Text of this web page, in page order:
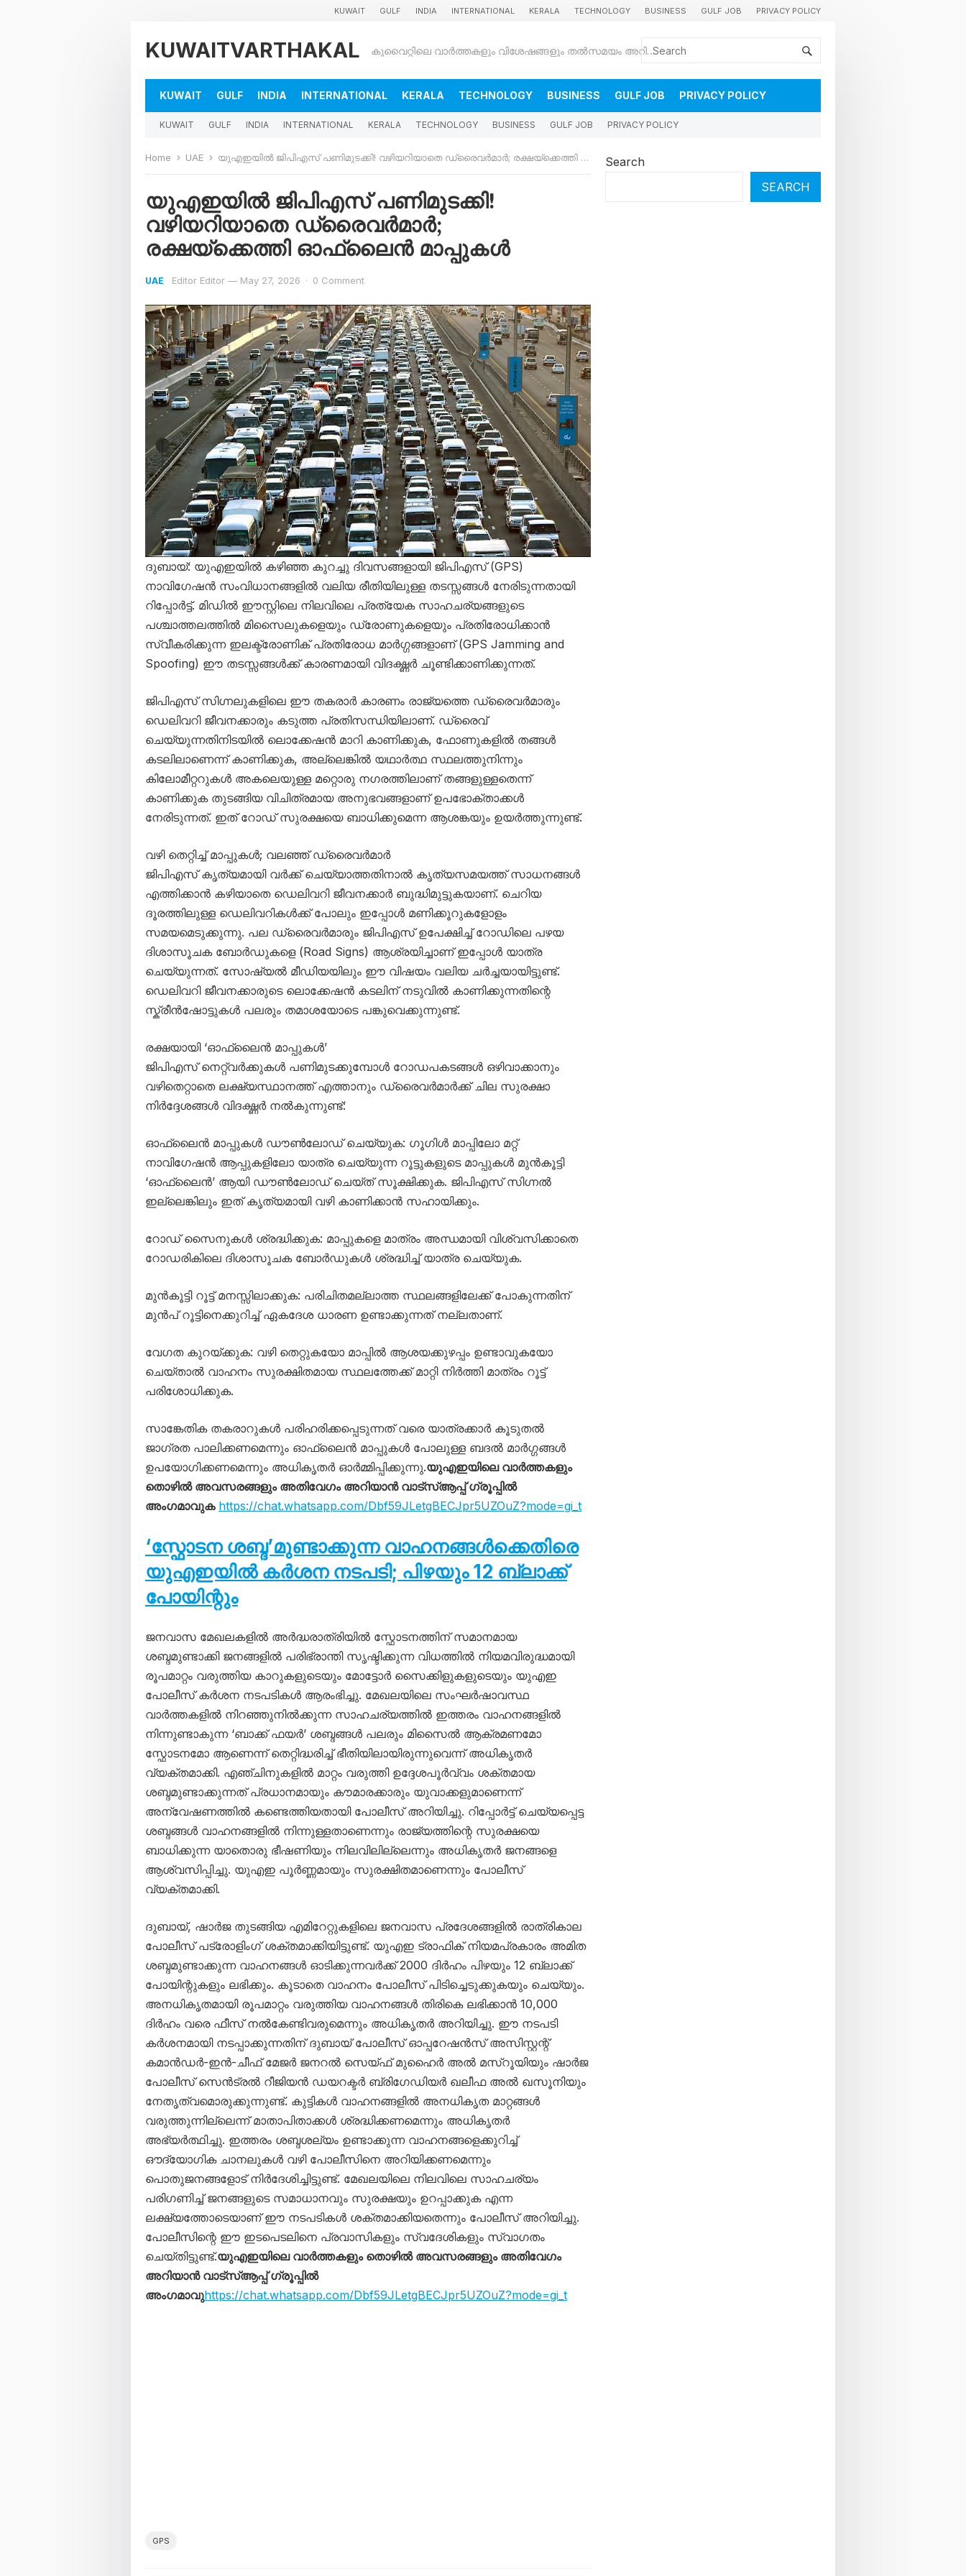
KUWAIT GULF INDIA INTERNATIONAL KERALA TECHNOLOGY BUSINESS GULF JOB PRIVACY POLICY
KUWAITVARTHAKAL കുവൈറ്റിലെ വാർത്തകളും വിശേഷങ്ങളും തൽസമയം അറിയാൻ
KUWAIT GULF INDIA INTERNATIONAL KERALA TECHNOLOGY BUSINESS GULF JOB PRIVACY POLICY
KUWAIT GULF INDIA INTERNATIONAL KERALA TECHNOLOGY BUSINESS GULF JOB PRIVACY POLICY
Home UAE യുഎഇയിൽ ജിപിഎസ് പണിമുടക്കി! വഴിയറിയാതെ ഡ്രൈവർമാർ; രക്ഷയ്‌ക്കെത്തി ഓഫ്‌ലൈൻ മാപ്പുകൾ
യുഎഇയിൽ ജിപിഎസ് പണിമുടക്കി!
വഴിയറിയാതെ ഡ്രൈവർമാർ;
രക്ഷയ്‌ക്കെത്തി ഓഫ്‌ലൈൻ മാപ്പുകൾ
UAE Editor Editor — May 27, 2026 · 0 Comment
ദുബായ്: യുഎഇയിൽ കഴിഞ്ഞ കുറച്ചു ദിവസങ്ങളായി ജിപിഎസ് (GPS)
നാവിഗേഷൻ സംവിധാനങ്ങളിൽ വലിയ രീതിയിലുള്ള തടസ്സങ്ങൾ നേരിടുന്നതായി
റിപ്പോർട്ട്. മിഡിൽ ഈസ്റ്റിലെ നിലവിലെ പ്രത്യേക സാഹചര്യങ്ങളുടെ
പശ്ചാത്തലത്തിൽ മിസൈലുകളെയും ഡ്രോണുകളെയും പ്രതിരോധിക്കാൻ
സ്വീകരിക്കുന്ന ഇലക്ട്രോണിക് പ്രതിരോധ മാർഗ്ഗങ്ങളാണ് (GPS Jamming and
Spoofing) ഈ തടസ്സങ്ങൾക്ക് കാരണമായി വിദഗ്ദ്ധർ ചൂണ്ടിക്കാണിക്കുന്നത്.
ജിപിഎസ് സിഗ്നലുകളിലെ ഈ തകരാർ കാരണം രാജ്യത്തെ ഡ്രൈവർമാരും
ഡെലിവറി ജീവനക്കാരും കടുത്ത പ്രതിസന്ധിയിലാണ്. ഡ്രൈവ്
ചെയ്യുന്നതിനിടയിൽ ലൊക്കേഷൻ മാറി കാണിക്കുക, ഫോണുകളിൽ തങ്ങൾ
കടലിലാണെന്ന് കാണിക്കുക, അല്ലെങ്കിൽ യഥാർത്ഥ സ്ഥലത്തുനിന്നും
കിലോമീറ്ററുകൾ അകലെയുള്ള മറ്റൊരു നഗരത്തിലാണ് തങ്ങളുള്ളതെന്ന്
കാണിക്കുക തുടങ്ങിയ വിചിത്രമായ അനുഭവങ്ങളാണ് ഉപഭോക്താക്കൾ
നേരിടുന്നത്. ഇത് റോഡ് സുരക്ഷയെ ബാധിക്കുമെന്ന ആശങ്കയും ഉയർത്തുന്നുണ്ട്.
വഴി തെറ്റിച്ച് മാപ്പുകൾ; വലഞ്ഞ് ഡ്രൈവർമാർ
ജിപിഎസ് കൃത്യമായി വർക്ക് ചെയ്യാത്തതിനാൽ കൃത്യസമയത്ത് സാധനങ്ങൾ
എത്തിക്കാൻ കഴിയാതെ ഡെലിവറി ജീവനക്കാർ ബുദ്ധിമുട്ടുകയാണ്. ചെറിയ
ദൂരത്തിലുള്ള ഡെലിവറികൾക്ക് പോലും ഇപ്പോൾ മണിക്കൂറുകളോളം
സമയമെടുക്കുന്നു. പല ഡ്രൈവർമാരും ജിപിഎസ് ഉപേക്ഷിച്ച് റോഡിലെ പഴയ
ദിശാസൂചക ബോർഡുകളെ (Road Signs) ആശ്രയിച്ചാണ് ഇപ്പോൾ യാത്ര
ചെയ്യുന്നത്. സോഷ്യൽ മീഡിയയിലും ഈ വിഷയം വലിയ ചർച്ചയായിട്ടുണ്ട്.
ഡെലിവറി ജീവനക്കാരുടെ ലൊക്കേഷൻ കടലിന് നടുവിൽ കാണിക്കുന്നതിന്റെ
സ്ക്രീൻഷോട്ടുകൾ പലരും തമാശയോടെ പങ്കുവെക്കുന്നുണ്ട്.
രക്ഷയായി ‘ഓഫ്‌ലൈൻ മാപ്പുകൾ’
ജിപിഎസ് നെറ്റ്‌വർക്കുകൾ പണിമുടക്കുമ്പോൾ റോഡപകടങ്ങൾ ഒഴിവാക്കാനും
വഴിതെറ്റാതെ ലക്ഷ്യസ്ഥാനത്ത് എത്താനും ഡ്രൈവർമാർക്ക് ചില സുരക്ഷാ
നിർദ്ദേശങ്ങൾ വിദഗ്ദ്ധർ നൽകുന്നുണ്ട്:
ഓഫ്‌ലൈൻ മാപ്പുകൾ ഡൗൺലോഡ് ചെയ്യുക: ഗൂഗിൾ മാപ്പിലോ മറ്റ്
നാവിഗേഷൻ ആപ്പുകളിലോ യാത്ര ചെയ്യുന്ന റൂട്ടുകളുടെ മാപ്പുകൾ മുൻകൂട്ടി
‘ഓഫ്‌ലൈൻ’ ആയി ഡൗൺലോഡ് ചെയ്ത് സൂക്ഷിക്കുക. ജിപിഎസ് സിഗ്നൽ
ഇല്ലെങ്കിലും ഇത് കൃത്യമായി വഴി കാണിക്കാൻ സഹായിക്കും.
റോഡ് സൈനുകൾ ശ്രദ്ധിക്കുക: മാപ്പുകളെ മാത്രം അന്ധമായി വിശ്വസിക്കാതെ
റോഡരികിലെ ദിശാസൂചക ബോർഡുകൾ ശ്രദ്ധിച്ച് യാത്ര ചെയ്യുക.
മുൻകൂട്ടി റൂട്ട് മനസ്സിലാക്കുക: പരിചിതമല്ലാത്ത സ്ഥലങ്ങളിലേക്ക് പോകുന്നതിന്
മുൻപ് റൂട്ടിനെക്കുറിച്ച് ഏകദേശ ധാരണ ഉണ്ടാക്കുന്നത് നല്ലതാണ്.
വേഗത കുറയ്ക്കുക: വഴി തെറ്റുകയോ മാപ്പിൽ ആശയക്കുഴപ്പം ഉണ്ടാവുകയോ
ചെയ്താൽ വാഹനം സുരക്ഷിതമായ സ്ഥലത്തേക്ക് മാറ്റി നിർത്തി മാത്രം റൂട്ട്
പരിശോധിക്കുക.
സാങ്കേതിക തകരാറുകൾ പരിഹരിക്കപ്പെടുന്നത് വരെ യാത്രക്കാർ കൂടുതൽ
ജാഗ്രത പാലിക്കണമെന്നും ഓഫ്‌ലൈൻ മാപ്പുകൾ പോലുള്ള ബദൽ മാർഗ്ഗങ്ങൾ
ഉപയോഗിക്കണമെന്നും അധികൃതർ ഓർമ്മിപ്പിക്കുന്നു.യുഎഇയിലെ വാർത്തകളും
തൊഴിൽ അവസരങ്ങളും അതിവേഗം അറിയാൻ വാട്സ്ആപ്പ് ഗ്രൂപ്പിൽ
അംഗമാവുക https://chat.whatsapp.com/Dbf59JLetgBECJpr5UZOuZ?mode=gi_t
‘സ്ഫോടന ശബ്ദ’മുണ്ടാക്കുന്ന വാഹനങ്ങൾക്കെതിരെ
യുഎഇയിൽ കർശന നടപടി; പിഴയും 12 ബ്ലാക്ക്
പോയിന്റും
ജനവാസ മേഖലകളിൽ അർദ്ധരാത്രിയിൽ സ്ഫോടനത്തിന് സമാനമായ
ശബ്ദമുണ്ടാക്കി ജനങ്ങളിൽ പരിഭ്രാന്തി സൃഷ്ടിക്കുന്ന വിധത്തിൽ നിയമവിരുദ്ധമായി
രൂപമാറ്റം വരുത്തിയ കാറുകളുടെയും മോട്ടോർ സൈക്കിളുകളുടെയും യുഎഇ
പോലീസ് കർശന നടപടികൾ ആരംഭിച്ചു. മേഖലയിലെ സംഘർഷാവസ്ഥ
വാർത്തകളിൽ നിറഞ്ഞുനിൽക്കുന്ന സാഹചര്യത്തിൽ ഇത്തരം വാഹനങ്ങളിൽ
നിന്നുണ്ടാകുന്ന ‘ബാക്ക് ഫയർ’ ശബ്ദങ്ങൾ പലരും മിസൈൽ ആക്രമണമോ
സ്ഫോടനമോ ആണെന്ന് തെറ്റിദ്ധരിച്ച് ഭീതിയിലായിരുന്നുവെന്ന് അധികൃതർ
വ്യക്തമാക്കി. എഞ്ചിനുകളിൽ മാറ്റം വരുത്തി ഉദ്ദേശപൂർവ്വം ശക്തമായ
ശബ്ദമുണ്ടാക്കുന്നത് പ്രധാനമായും കൗമാരക്കാരും യുവാക്കളുമാണെന്ന്
അന്വേഷണത്തിൽ കണ്ടെത്തിയതായി പോലീസ് അറിയിച്ചു. റിപ്പോർട്ട് ചെയ്യപ്പെട്ട
ശബ്ദങ്ങൾ വാഹനങ്ങളിൽ നിന്നുള്ളതാണെന്നും രാജ്യത്തിന്റെ സുരക്ഷയെ
ബാധിക്കുന്ന യാതൊരു ഭീഷണിയും നിലവിലില്ലെന്നും അധികൃതർ ജനങ്ങളെ
ആശ്വസിപ്പിച്ചു. യുഎഇ പൂർണ്ണമായും സുരക്ഷിതമാണെന്നും പോലീസ്
വ്യക്തമാക്കി.
ദുബായ്, ഷാർജ തുടങ്ങിയ എമിറേറ്റുകളിലെ ജനവാസ പ്രദേശങ്ങളിൽ രാത്രികാല
പോലീസ് പട്രോളിംഗ് ശക്തമാക്കിയിട്ടുണ്ട്. യുഎഇ ട്രാഫിക് നിയമപ്രകാരം അമിത
ശബ്ദമുണ്ടാക്കുന്ന വാഹനങ്ങൾ ഓടിക്കുന്നവർക്ക് 2000 ദിർഹം പിഴയും 12 ബ്ലാക്ക്
പോയിന്റുകളും ലഭിക്കും. കൂടാതെ വാഹനം പോലീസ് പിടിച്ചെടുക്കുകയും ചെയ്യും.
അനധികൃതമായി രൂപമാറ്റം വരുത്തിയ വാഹനങ്ങൾ തിരികെ ലഭിക്കാൻ 10,000
ദിർഹം വരെ ഫീസ് നൽകേണ്ടിവരുമെന്നും അധികൃതർ അറിയിച്ചു. ഈ നടപടി
കർശനമായി നടപ്പാക്കുന്നതിന് ദുബായ് പോലീസ് ഓപ്പറേഷൻസ് അസിസ്റ്റന്റ്
കമാൻഡർ-ഇൻ-ചീഫ് മേജർ ജനറൽ സെയ്ഫ് മുഹൈർ അൽ മസ്‌റൂയിയും ഷാർജ
പോലീസ് സെൻട്രൽ റീജിയൻ ഡയറക്ടർ ബ്രിഗേഡിയർ ഖലീഫ അൽ ഖസൂനിയും
നേതൃത്വമൊരുക്കുന്നുണ്ട്. കുട്ടികൾ വാഹനങ്ങളിൽ അനധികൃത മാറ്റങ്ങൾ
വരുത്തുന്നില്ലെന്ന് മാതാപിതാക്കൾ ശ്രദ്ധിക്കണമെന്നും അധികൃതർ
അഭ്യർത്ഥിച്ചു. ഇത്തരം ശബ്ദശല്യം ഉണ്ടാക്കുന്ന വാഹനങ്ങളെക്കുറിച്ച്
ഔദ്യോഗിക ചാനലുകൾ വഴി പോലീസിനെ അറിയിക്കണമെന്നും
പൊതുജനങ്ങളോട് നിർദേശിച്ചിട്ടുണ്ട്. മേഖലയിലെ നിലവിലെ സാഹചര്യം
പരിഗണിച്ച് ജനങ്ങളുടെ സമാധാനവും സുരക്ഷയും ഉറപ്പാക്കുക എന്ന
ലക്ഷ്യത്തോടെയാണ് ഈ നടപടികൾ ശക്തമാക്കിയതെന്നും പോലീസ് അറിയിച്ചു.
പോലീസിന്റെ ഈ ഇടപെടലിനെ പ്രവാസികളും സ്വദേശികളും സ്വാഗതം
ചെയ്തിട്ടുണ്ട്.യുഎഇയിലെ വാർത്തകളും തൊഴിൽ അവസരങ്ങളും അതിവേഗം
അറിയാൻ വാട്സ്ആപ്പ് ഗ്രൂപ്പിൽ
അംഗമാവുhttps://chat.whatsapp.com/Dbf59JLetgBECJpr5UZOuZ?mode=gi_t
GPS
Search
SEARCH